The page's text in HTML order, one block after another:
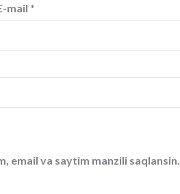
mail *
email va saytim manzili saqlansin.